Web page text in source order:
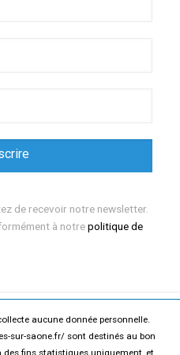
aucune donnée personnelle.
sur-saone.fr/ sont destinés au bon
fins statistiques uniquement, et
de recevoir notre newsletter.
à notrepolitique de
de confidentialité